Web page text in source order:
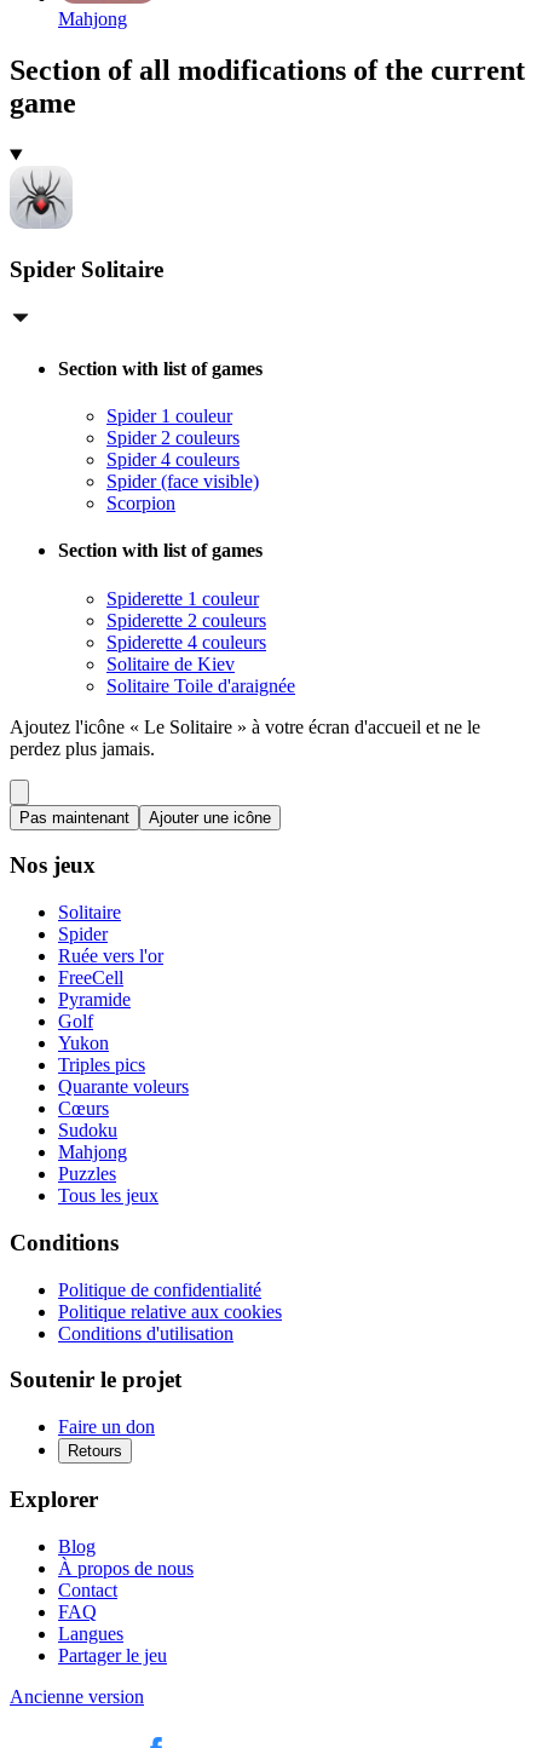
Mahjong
Section of all modifications of the current
game
Spider Solitaire
Section with list of games
Spider 1 couleur
Spider 2 couleurs
Spider 4 couleurs
Spider (face visible)
Scorpion
Section with list of games
Spiderette 1 couleur
Spiderette 2 couleurs
Spiderette 4 couleurs
Solitaire de Kiev
Solitaire Toile d'araignée
Ajoutez l'icône « Le Solitaire » à votre écran d'accueil et ne le
perdez plus jamais.
Pas maintenant Ajouter une icône
Nos jeux
Solitaire
Spider
Ruée vers l'or
FreeCell
Pyramide
Golf
Yukon
Triples pics
Quarante voleurs
Cœurs
Sudoku
Mahjong
Puzzles
Tous les jeux
Conditions
Politique de confidentialité
Politique relative aux cookies
Conditions d'utilisation
Soutenir le projet
Faire un don
Retours
Explorer
Blog
À propos de nous
Contact
FAQ
Langues
Partager le jeu
Ancienne version